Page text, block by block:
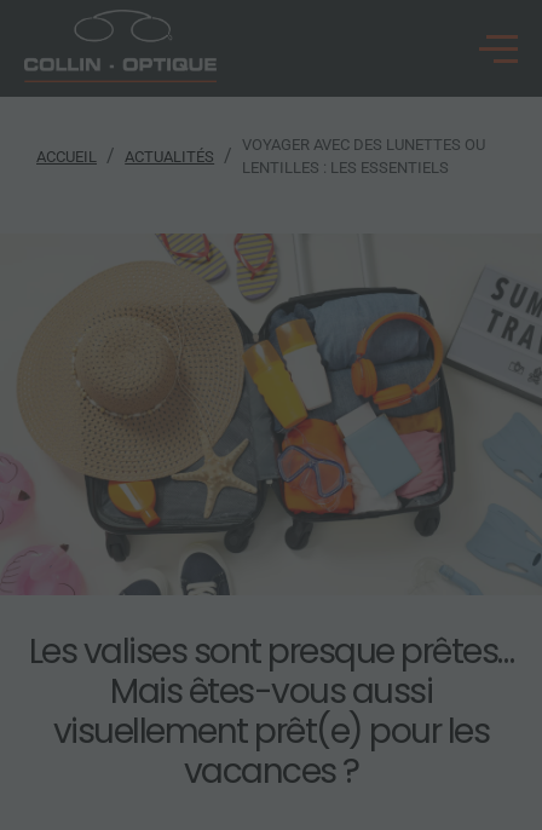
ACCUEIL / ACTUALITÉS /
VOYAGER AVEC DES LUNETTES OU
LENTILLES : LES ESSENTIELS
Les valises sont presque prêtes…
Mais êtes-vous aussi
visuellement prêt(e) pour les
vacances ?